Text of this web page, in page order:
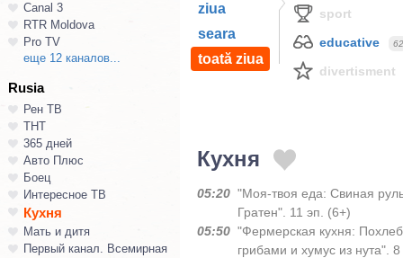
Canal 3
RTR Moldova
Pro TV
еще 12 каналов...
Rusia
Рен ТВ
ТНТ
365 дней
Авто Плюс
Боец
Интересное ТВ
Кухня
Мать и дитя
Первый канал. Всемирная
ziua
seara
toată ziua
sport
educative
62
divertisment
Кухня
05:20 "Моя-твоя еда: Свиная
Гратен". 11 эп. (6+)
05:50 "Фермерская кухня:
грибами и хумус из нута".